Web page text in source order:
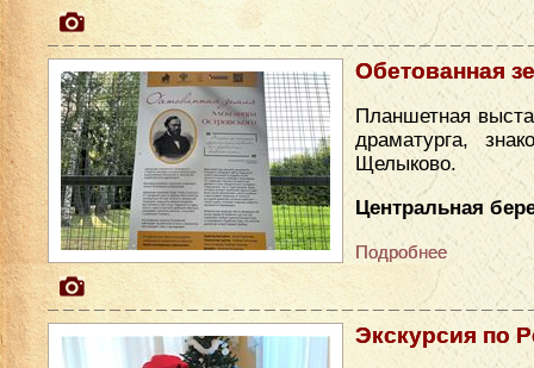
Обетованная
Планшетная
драматурга,
Щелыково.
Центральная
Подробнее
Экскурсия по